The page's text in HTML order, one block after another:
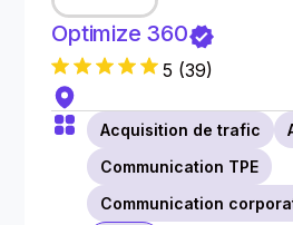
Optimize 360
5 (39)
Acquisition de trafic
Communication TPE
Communication